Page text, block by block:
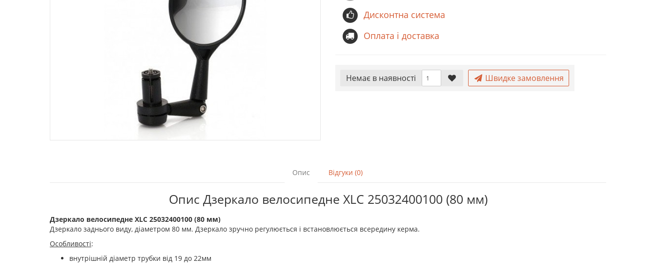
Дисконтна система
Оплата і доставка
Немає в наявностi Швидке замовлення
Опис Відгуки (0)
Опис Дзеркало велосипедне XLC 25032400100 (80 мм)
Дзеркало велосипедне XLC 25032400100 (80 мм)
Дзеркало заднього виду, діаметром 80 мм. Дзеркало зручно регулюється і встановлюється всередину керма.
Особливості:
внутрішній діаметр трубки від 19 до 22мм